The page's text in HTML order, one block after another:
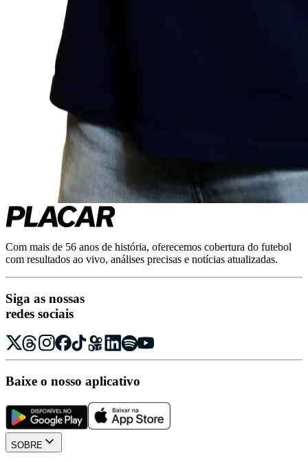
Com mais de 56 anos de história, oferecemos cobertura do futebol
com resultados ao vivo, análises precisas e notícias atualizadas.
Siga as nossas
redes sociais
Baixe o nosso aplicativo
SOBRE